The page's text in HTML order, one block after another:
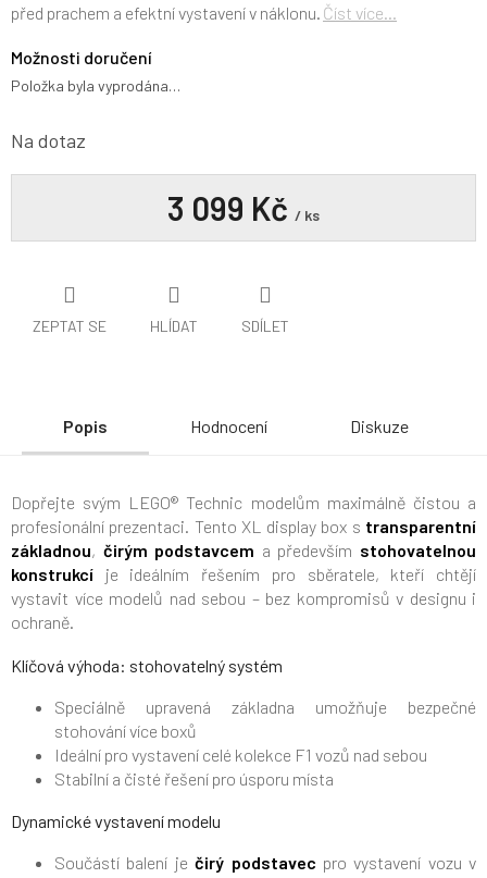
Na dotaz
Možnosti doručení
Položka byla vyprodána…
před prachem a efektní vystavení v náklonu. Číst více...
ZEPTAT SE HLÍDAT SDÍLET
3 099 Kč / ks
Popis Hodnocení Diskuze
Dopřejte svým LEGO® Technic modelům maximálně čistou a
profesionální prezentaci. Tento XL display box s transparentní
základnou, čirým podstavcem a především stohovatelnou
konstrukcí je ideálním řešením pro sběratele, kteří chtějí
vystavit více modelů nad sebou – bez kompromisů v designu i
ochraně.
Klíčová výhoda: stohovatelný systém
Speciálně upravená základna umožňuje bezpečné
stohování více boxů
Ideální pro vystavení celé kolekce F1 vozů nad sebou
Stabilní a čisté řešení pro úsporu místa
Dynamické vystavení modelu
Součástí balení ječirý podstavec pro vystavení vozu v